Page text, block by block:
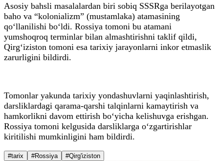
Asosiy bahsli masalalardan biri sobiq SSSRga berilayotgan
baho va “kolonializm” (mustamlaka) atamasining
qo‘llanilishi bo‘ldi. Rossiya tomoni bu atamani
yumshoqroq terminlar bilan almashtirishni taklif qildi,
Qirg‘iziston tomoni esa tarixiy jarayonlarni inkor etmaslik
zarurligini bildirdi.
Tomonlar yakunda tarixiy yondashuvlarni yaqinlashtirish,
darsliklardagi qarama-qarshi talqinlarni kamaytirish va
hamkorlikni davom ettirish bo‘yicha kelishuvga erishgan.
Rossiya tomoni kelgusida darsliklarga o‘zgartirishlar
kiritilishi mumkinligini ham bildirdi.
#tarix #Rossiya #Qirg'iziston